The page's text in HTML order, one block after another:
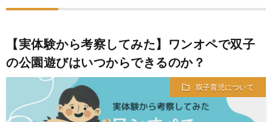
ス
【実体験から考察してみた】ワンオペで双子
の公園遊びはいつからできるのか？
双子育児について